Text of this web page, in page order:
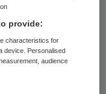
en
bij
provide:
characteristics for
device. Personalised
audience